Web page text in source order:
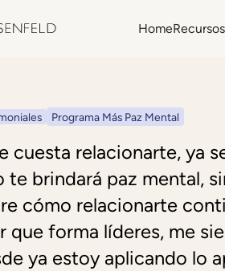
HomeRecursos
Programa Más Paz Mental
cuesta relacionarte, ya
te brindará paz mental,
cómo relacionarte
que forma líderes, me
ya estoy aplicando lo